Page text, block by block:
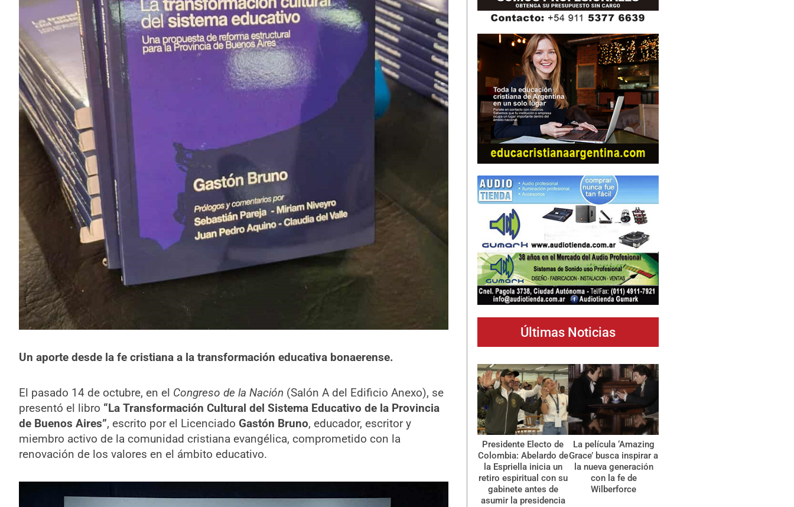
Un aporte desde la fe cristiana a la transformación educativa bonaerense.
El pasado 14 de octubre, en el Congreso de la Nación (Salón A del Edificio Anexo), se
presentó el libro “La Transformación Cultural del Sistema Educativo de la Provincia
de Buenos Aires”, escrito por el Licenciado Gastón Bruno, educador, escritor y
miembro activo de la comunidad cristiana evangélica, comprometido con la
renovación de los valores en el ámbito educativo.
Últimas Noticias
Presidente Electo de
Colombia: Abelardo de
la Espriella inicia un
retiro espiritual con su
gabinete antes de
asumir la presidencia
La película ‘Amazing
Grace’ busca inspirar a
la nueva generación
con la fe de
Wilberforce